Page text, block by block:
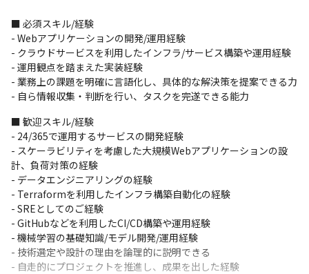
■ 必須スキル/経験
- Webアプリケーションの開発/運用経験
- クラウドサービスを利用したインフラ/サービス構築や運用経験
- 運用観点を踏まえた実装経験
- 業務上の課題を明確に言語化し、具体的な解決策を提案できる力
- 自ら情報収集・判断を行い、タスクを完遂できる能力
■ 歓迎スキル/経験
- 24/365で運用するサービスの開発経験
- スケーラビリティを考慮した大規模Webアプリケーションの設
計、負荷対策の経験
- データエンジニアリングの経験
- Terraformを利用したインフラ構築自動化の経験
- SREとしてのご経験
- GitHubなどを利用したCI/CD構築や運用経験
- 機械学習の基礎知識/モデル開発/運用経験
- 技術選定や設計の理由を論理的に説明できる
- 自走的にプロジェクトを推進し、成果を出した経験